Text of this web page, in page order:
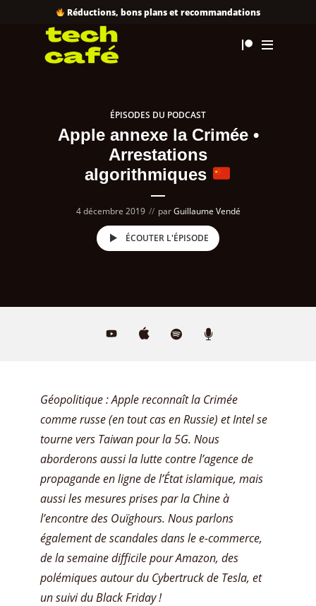
Réductions, bons plans et recommandations
ÉPISODES DU PODCAST
Apple annexe la Crimée •
Arrestations
algorithmiques
4 décembre 2019 parGuillaume Vendé
ÉCOUTER L'ÉPISODE
Géopolitique : Apple reconnaît la Crimée
comme russe (en tout cas en Russie) et Intel se
tourne vers Taiwan pour la 5G. Nous
aborderons aussi la lutte contre l’agence de
propagande en ligne de l’État islamique, mais
aussi les mesures prises par la Chine à
l’encontre des Ouïghours. Nous parlons
également de scandales dans le e-commerce,
de la semaine difficile pour Amazon, des
polémiques autour du Cybertruck de Tesla, et
un suivi du Black Friday !